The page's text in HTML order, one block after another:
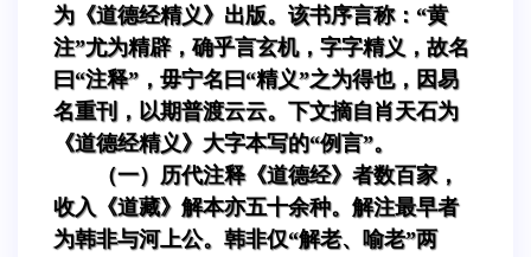
为《道德经精义》出版。该书序言称：“黄
注”尤为精辟，确乎言玄机，字字精义，故名
曰“注释”，毋宁名曰“精义”之为得也，因易
名重刊，以期普渡云云。下文摘自肖天石为
《道德经精义》大字本写的“例言”。
（一）历代注释《道德经》者数百家，
收入《道藏》解本亦五十余种。解注最早者
为韩非与河上公。韩非仅“解老、喻老”两